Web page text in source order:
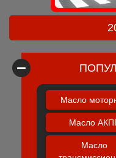
Масло
Масло
Масло